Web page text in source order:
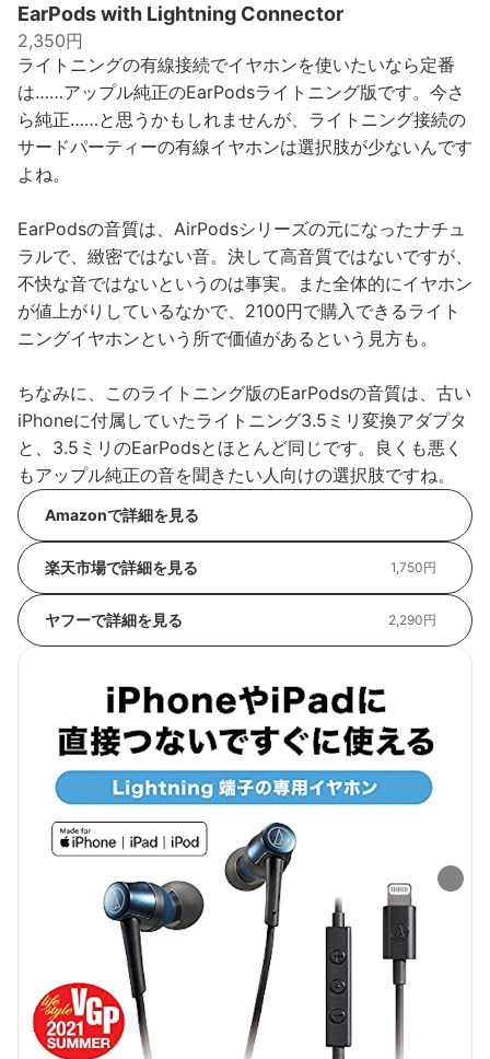
EarPods with Lightning Connector
2,350円
ライトニングの有線接続でイヤホンを使いたいなら定番
は……アップル純正のEarPodsライトニング版です。今さ
ら純正……と思うかもしれませんが、ライトニング接続の
サードパーティーの有線イヤホンは選択肢が少ないんです
よね。
EarPodsの音質は、AirPodsシリーズの元になったナチュ
ラルで、緻密ではない音。決して高音質ではないですが、
不快な音ではないというのは事実。また全体的にイヤホン
が値上がりしているなかで、2100円で購入できるライト
ニングイヤホンという所で価値があるという見方も。
ちなみに、このライトニング版のEarPodsの音質は、古い
iPhoneに付属していたライトニング3.5ミリ変換アダプタ
と、3.5ミリのEarPodsとほとんど同じです。良くも悪く
もアップル純正の音を聞きたい人向けの選択肢ですね。
Amazonで詳細を見る
楽天市場で詳細を見る 1,750円
ヤフーで詳細を見る 2,290円